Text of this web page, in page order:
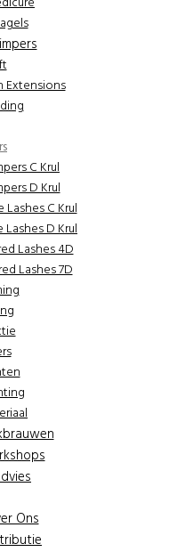
Extensions
C Krul
D Krul
Lashes C Krul
Lashes D Krul
Lashes 4D
Lashes 7D
Ons